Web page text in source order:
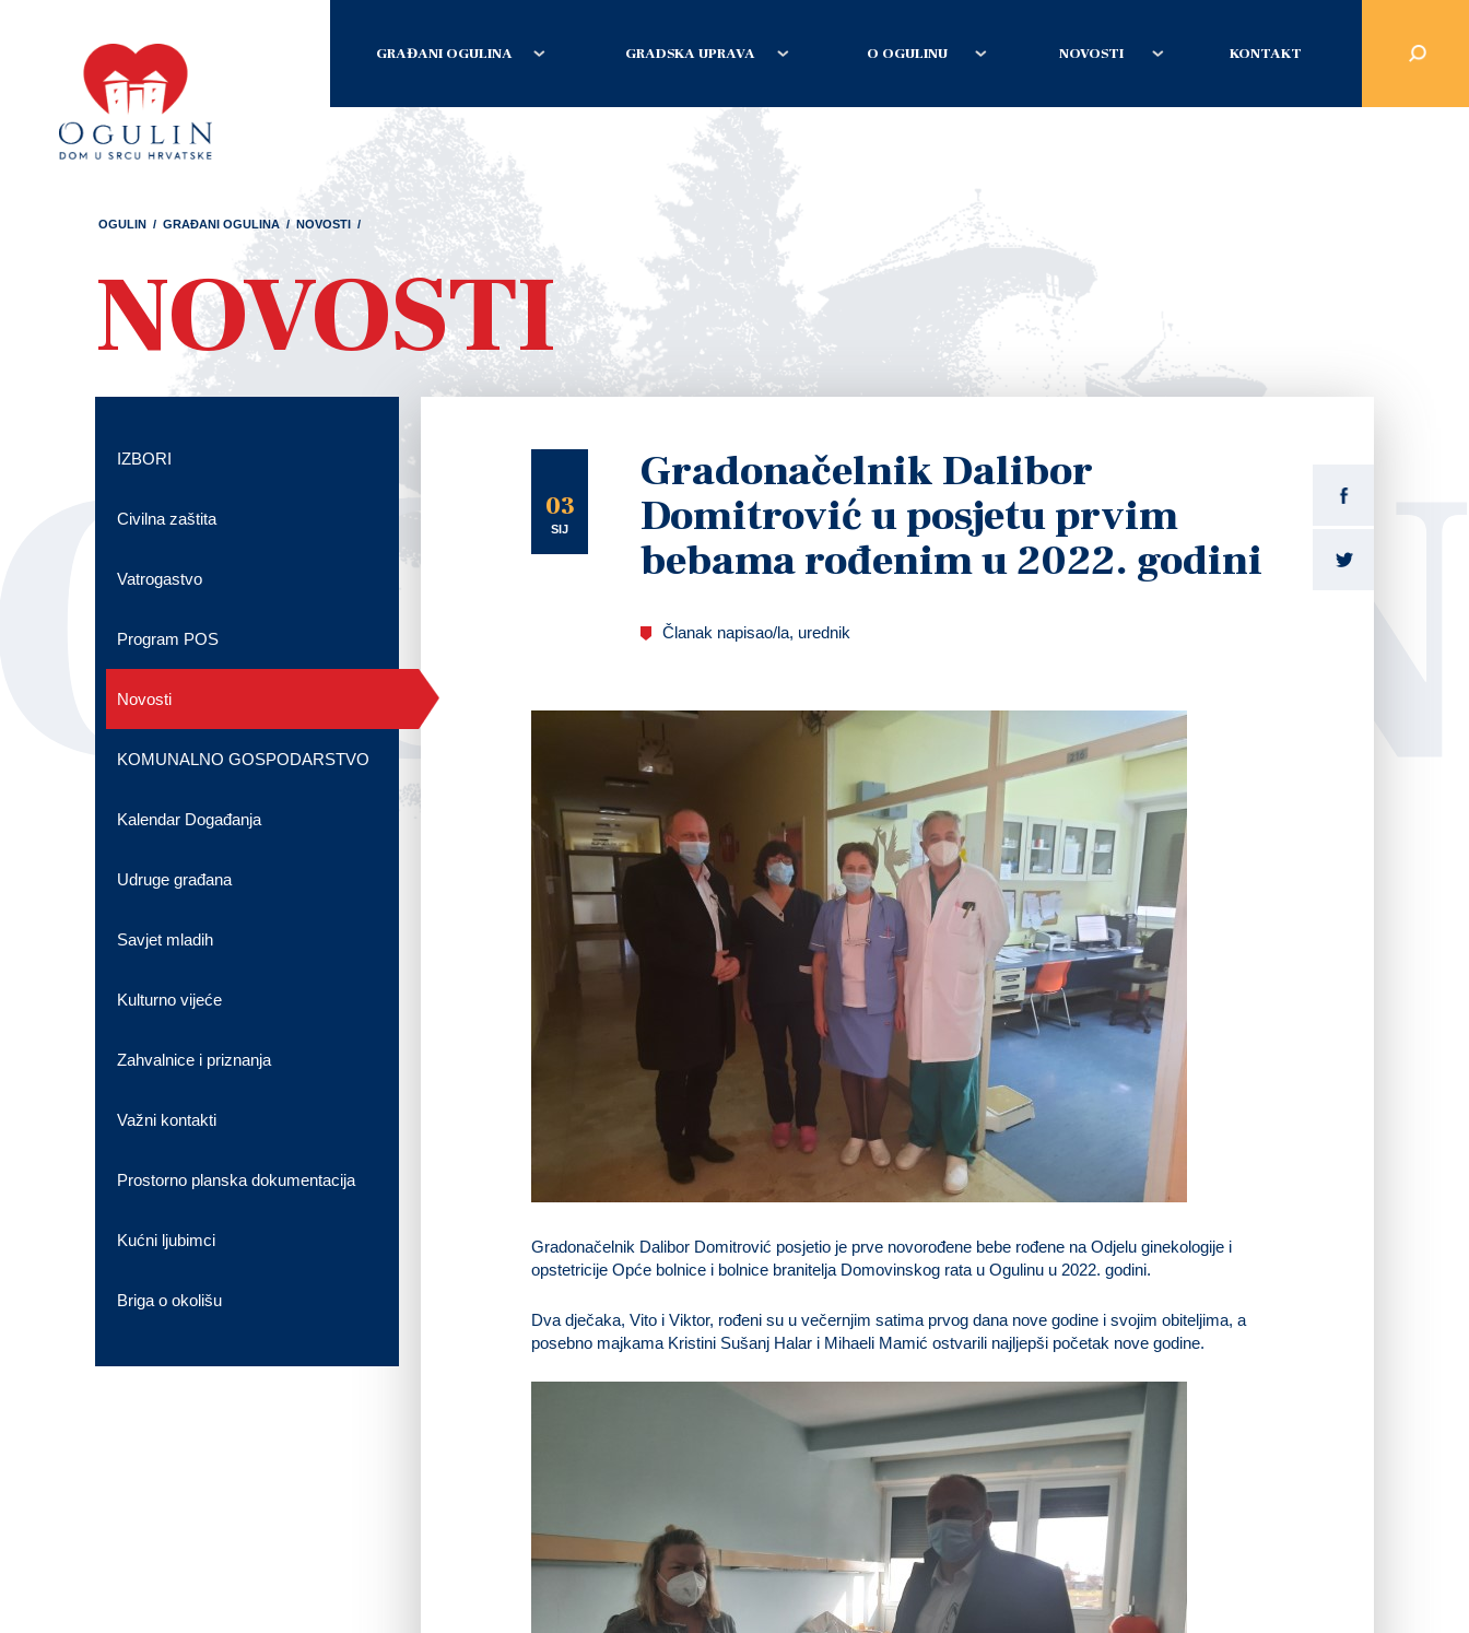
GRAĐANI OGULINA GRADSKA UPRAVA O OGULINU NOVOSTI KONTAKT
OGULIN / GRAĐANI OGULINA / NOVOSTI /
NOVOSTI
03
SIJ
Gradonačelnik Dalibor
Domitrović u posjetu prvim
bebama rođenim u 2022. godini
Članak napisao/la, urednik
Gradonačelnik Dalibor Domitrović posjetio je prve novorođene bebe rođene na Odjelu ginekologije i
opstetricije Opće bolnice i bolnice branitelja Domovinskog rata u Ogulinu u 2022. godini.
Dva dječaka, Vito i Viktor, rođeni su u večernjim satima prvog dana nove godine i svojim obiteljima, a
posebno majkama Kristini Sušanj Halar i Mihaeli Mamić ostvarili najljepši početak nove godine.
IZBORI
Civilna zaštita
Vatrogastvo
Program POS
Novosti
KOMUNALNO GOSPODARSTVO
Kalendar Događanja
Udruge građana
Savjet mladih
Kulturno vijeće
Zahvalnice i priznanja
Važni kontakti
Prostorno planska dokumentacija
Kućni ljubimci
Briga o okolišu